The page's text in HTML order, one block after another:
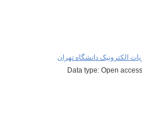
الکترونیک دانشگاه تهران
Data type: Open access